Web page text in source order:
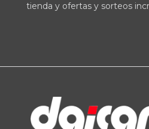
tienda y ofertas y sorteos